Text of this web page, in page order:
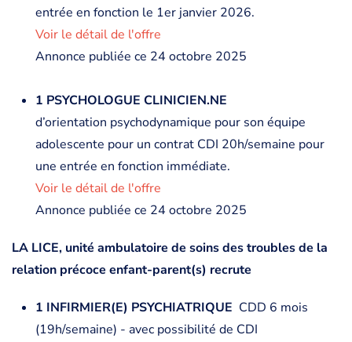
entrée en fonction le 1er janvier 2026.
Voir le détail de l'offre
Annonce publiée ce 24 octobre 2025
1 PSYCHOLOGUE CLINICIEN.NE
d’orientation psychodynamique pour son équipe
adolescente pour un contrat CDI 20h/semaine pour
une entrée en fonction immédiate.
Voir le détail de l'offre
Annonce publiée ce 24 octobre 2025
LA LICE, unité ambulatoire de soins des troubles de la
relation précoce enfant-parent(s) recrute
1 INFIRMIER(E) PSYCHIATRIQUE CDD 6 mois
(19h/semaine) - avec possibilité de CDI